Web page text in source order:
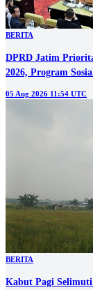
BERITA
DPRD Jatim
2026, Program
05 Aug 2026 11:54 UTC
BERITA
Kabut Pagi